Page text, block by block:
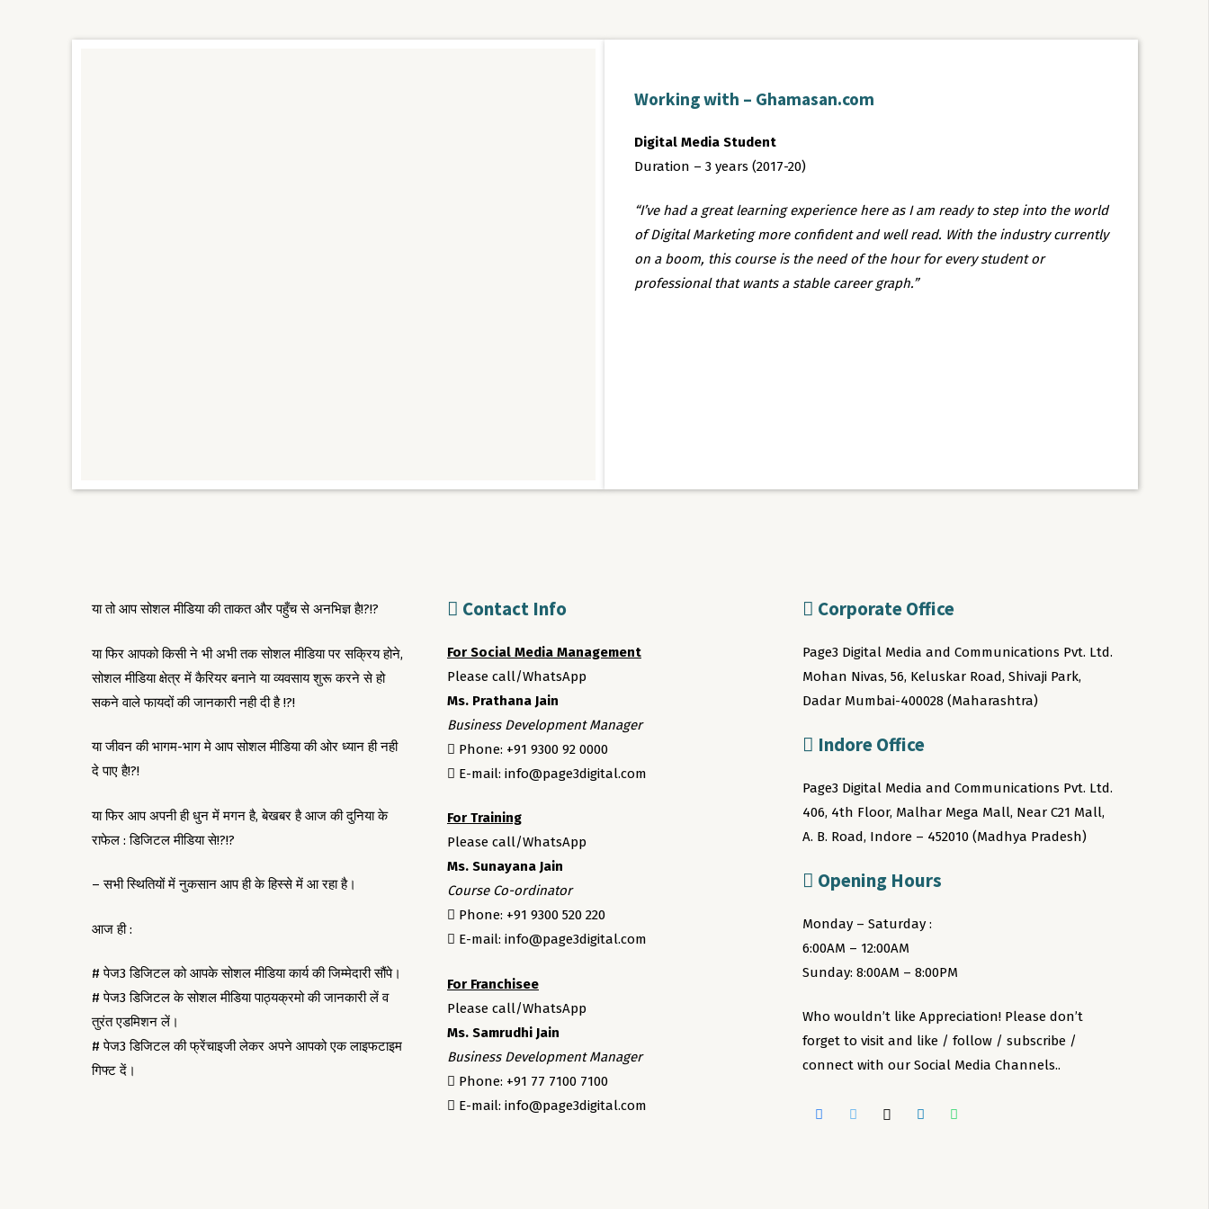
Working with – Ghamasan.com
Digital Media Student
Duration – 3 years (2017-20)
“I’ve had a great learning experience here as I am ready to step into the world
of Digital Marketing more confident and well read. With the industry currently
on a boom, this course is the need of the hour for every student or
professional that wants a stable career graph.”
या तो आप सोशल मीडिया की ताकत और पहुँच से अनभिज्ञ है!?!?
या फिर आपको किसी ने भी अभी तक सोशल मीडिया पर सक्रिय होने,
सोशल मीडिया क्षेत्र में कैरियर बनाने या व्यवसाय शुरू करने से हो
सकने वाले फायदों की जानकारी नही दी है !?!
या जीवन की भागम-भाग मे आप सोशल मीडिया की ओर ध्यान ही नही
दे पाए है!?!
या फिर आप अपनी ही धुन में मगन है, बेखबर है आज की दुनिया के
राफेल : डिजिटल मीडिया से!?!?
– सभी स्थितियों में नुकसान आप ही के हिस्से में आ रहा है।
आज ही :
# पेज3 डिजिटल को आपके सोशल मीडिया कार्य की जिम्मेदारी सौंपे।
# पेज3 डिजिटल के सोशल मीडिया पाठ्यक्रमो की जानकारी लें व
तुरंत एडमिशन लें।
# पेज3 डिजिटल की फ्रेंचाइजी लेकर अपने आपको एक लाइफटाइम
गिफ्ट दें।
Contact Info
For Social Media Management
Please call/WhatsApp
Ms. Prathana Jain
Business Development Manager
Phone: +91 9300 92 0000
E-mail: info@page3digital.com
For Training
Please call/WhatsApp
Ms. Sunayana Jain
Course Co-ordinator
Phone: +91 9300 520 220
E-mail: info@page3digital.com
For Franchisee
Please call/WhatsApp
Ms. Samrudhi Jain
Business Development Manager
Phone: +91 77 7100 7100
E-mail: info@page3digital.com
Corporate Office
Page3 Digital Media and Communications Pvt. Ltd.
Mohan Nivas, 56, Keluskar Road, Shivaji Park,
Dadar Mumbai-400028 (Maharashtra)
Indore Office
Page3 Digital Media and Communications Pvt. Ltd.
406, 4th Floor, Malhar Mega Mall, Near C21 Mall,
A. B. Road, Indore – 452010 (Madhya Pradesh)
Opening Hours
Monday – Saturday :
6:00AM – 12:00AM
Sunday: 8:00AM – 8:00PM
Who wouldn’t like Appreciation! Please don’t
forget to visit and like / follow / subscribe /
connect with our Social Media Channels..